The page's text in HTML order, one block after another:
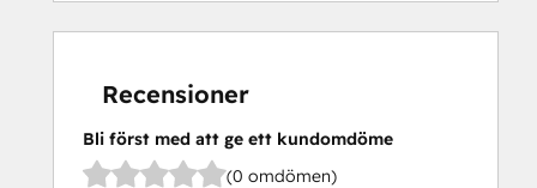
Recensioner
Bli först med att ge ett kundomdöme
(0 omdömen)